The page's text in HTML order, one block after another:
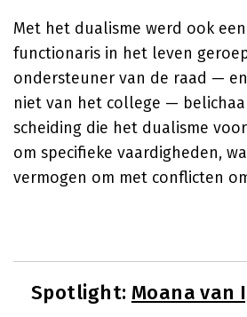
Met het dualisme werd ook
functionaris in het leven
ondersteuner van de raad —
niet van het college —
scheiding die het dualisme
om specifieke vaardigheden,
vermogen om met conflicten
Spotlight: Moana van